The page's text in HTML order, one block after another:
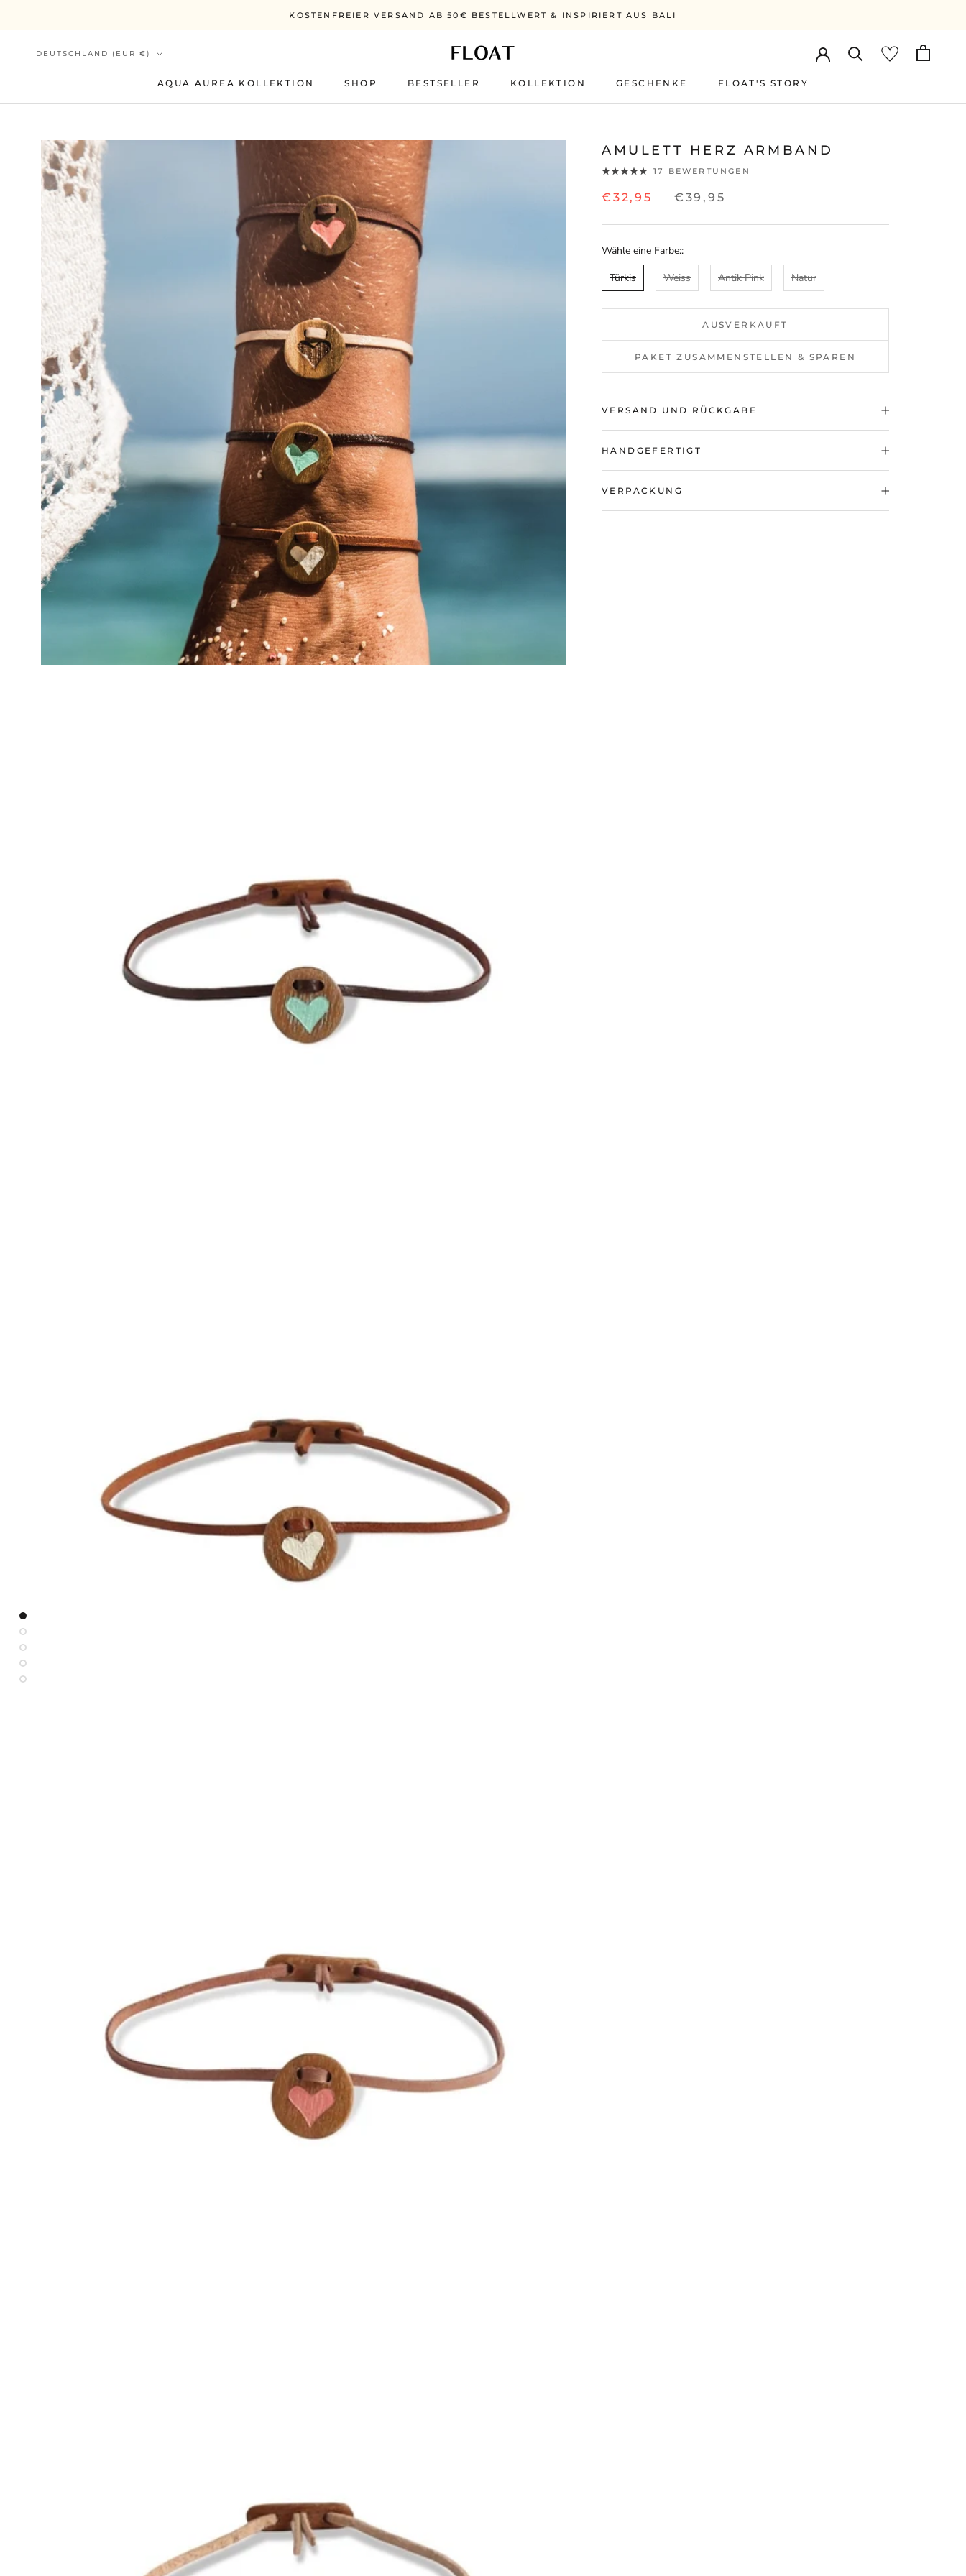
KOSTENFREIER VERSAND AB 50€ BESTELLWERT & INSPIRIERT AUS BALI
AQUA AUREA KOLLEKTION
SHOP
BESTSELLER
KOLLEKTION GESCHENKE
FLOAT'S STORY
Land/Region
DEUTSCHLAND (EUR €)
AMULETT HERZ ARMBAND
17 BEWERTUNGEN
€32,95 €39,95
Wähle eine Farbe::
Türkis
Weiss Antik Pink Natur
AUSVERKAUFT
PAKET ZUSAMMENSTELLEN & SPAREN
VERSAND UND RÜCKGABE
HANDGEFERTIGT
VERPACKUNG